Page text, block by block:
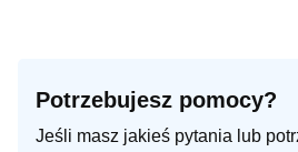
Potrzebujesz pomocy?
Jeśli masz jakieś pytania lub